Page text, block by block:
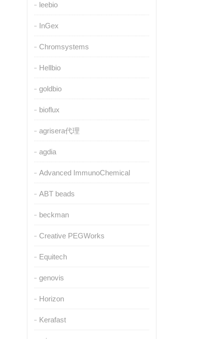
leebio
InGex
Chromsystems
Hellbio
goldbio
bioflux
agrisera代理
agdia
Advanced ImmunoChemical
ABT beads
beckman
Creative PEGWorks
Equitech
genovis
Horizon
Kerafast